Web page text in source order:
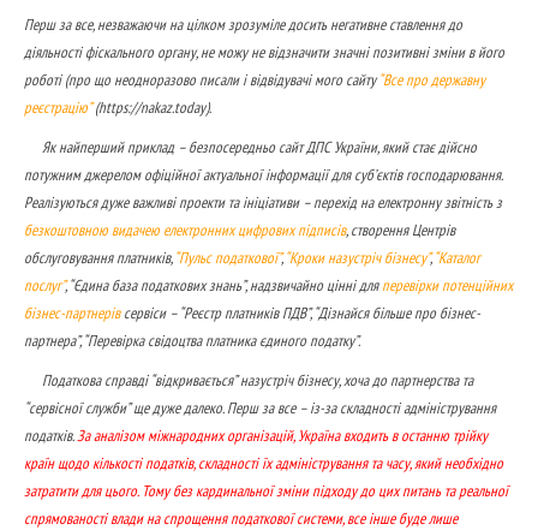
Перш за все, незважаючи на цілком зрозуміле досить негативне ставлення до
діяльності фіскального органу, не можу не відзначити значні позитивні зміни в його
роботі (про що неодноразово писали і відвідувачі мого сайту“Все про державну
реєстрацію”(https://nakaz.today).
Як найперший приклад – безпосередньо сайт ДПС України, який стає дійсно
потужним джерелом офіційної актуальної інформації для суб’єктів господарювання.
Реалізуються дуже важливі проекти та ініціативи – перехід на електронну звітність з
безкоштовною видачею електронних цифрових підписів, створення Центрів
обслуговування платників,“Пульс податкової”,“Кроки назустріч бізнесу”,“Каталог
послуг”, “Єдина база податкових знань”, надзвичайно цінні дляперевірки потенційних
бізнес-партнерівсервіси – “Реєстр платників ПДВ”, “Дізнайся більше про бізнес-
партнера”, “Перевірка свідоцтва платника єдиного податку”.
Податкова справді “відкривається” назустріч бізнесу, хоча до партнерства та
“сервісної служби” ще дуже далеко. Перш за все – із-за складності адміністрування
податків.За аналізом міжнародних організацій, Україна входить в останню трійку
країн щодо кількості податків, складності їх адміністрування та часу, який необхідно
затратити для цього. Тому без кардинальної зміни підходу до цих питань та реальної
спрямованості влади на спрощення податкової системи, все інше буде лише